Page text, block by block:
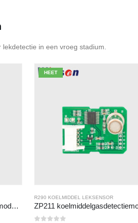
in een vroeg stadium.
ZP201 Koelmiddelgasdetectiemodule | R32-leksensor met hoge gevoeligheid
HEET
R290 KOELMIDDEL LEKSENSOR